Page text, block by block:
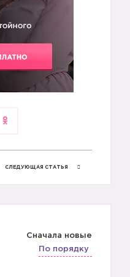
СЛЕДУЮЩАЯ СТАТЬЯ
Сначала новые
По порядку